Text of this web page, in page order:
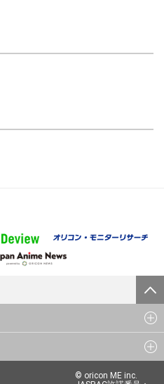
© oricon ME inc.